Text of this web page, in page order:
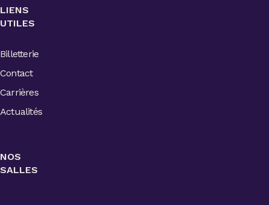
LIENS
UTILES
Billetterie
Contact
Carrières
Actualités
NOS
SALLES